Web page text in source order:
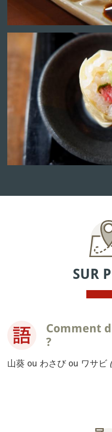
SUR
Comment
?
山葵 ou わさび ou ワサビ